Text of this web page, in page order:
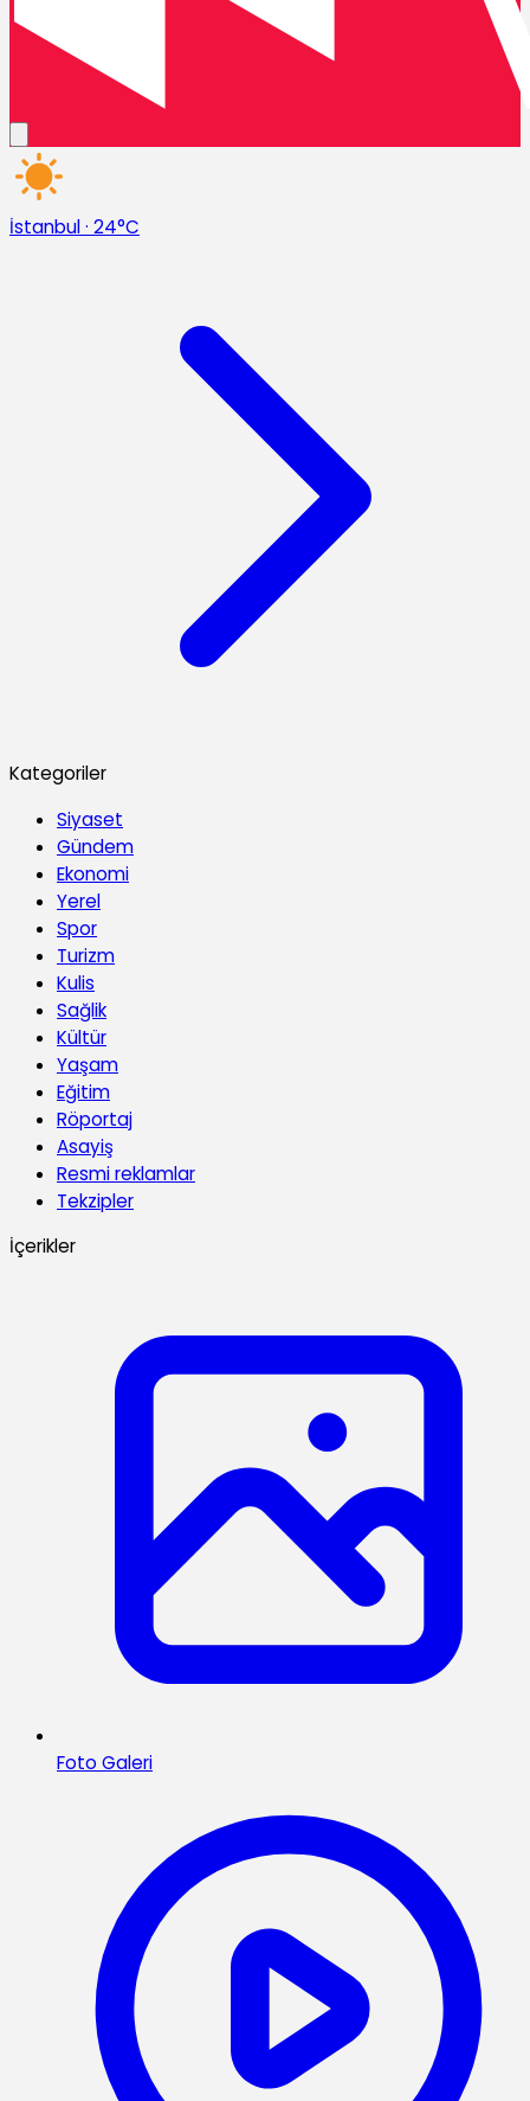
İstanbul· 24°C
Kategoriler
Siyaset
Gündem
Ekonomi
Yerel
Spor
Turizm
Kulis
Sağlik
Kültür
Yaşam
Eğitim
Röportaj
Asayiş
Resmi reklamlar
Tekzipler
İçerikler
Foto Galeri